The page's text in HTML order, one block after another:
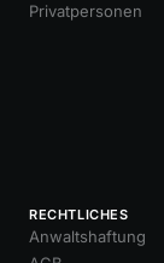
Privatpersonen
RECHTLICHES
Anwaltshaftung